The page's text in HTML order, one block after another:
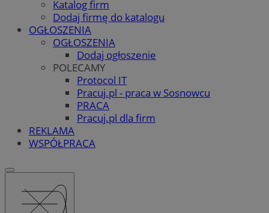
Katalog firm
Dodaj firmę do katalogu
OGŁOSZENIA
OGŁOSZENIA
Dodaj ogłoszenie
POLECAMY
Protocol IT
Pracuj.pl - praca w Sosnowcu
PRACA
Pracuj.pl dla firm
REKLAMA
WSPÓŁPRACA